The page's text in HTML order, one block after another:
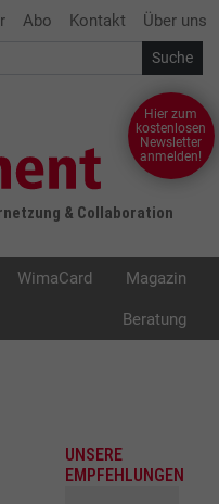
Abo Kontakt Über uns
& Collaboration
Hier zum
kostenlosen
Newsletter
anmelden!
WimaCard Magazin
Beratung
UNSERE
EMPFEHLUNGEN